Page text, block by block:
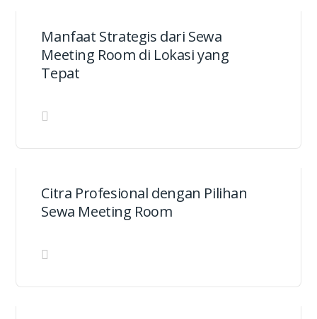
Manfaat Strategis dari Sewa
Meeting Room di Lokasi yang
Tepat
Citra Profesional dengan Pilihan
Sewa Meeting Room